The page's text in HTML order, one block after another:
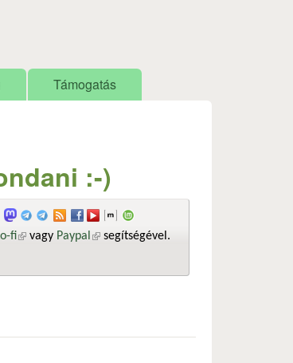
Támogatás
:-)
fi(külső hivatkozás)
vagy Paypal (külső hivatkozás)
segítségével.